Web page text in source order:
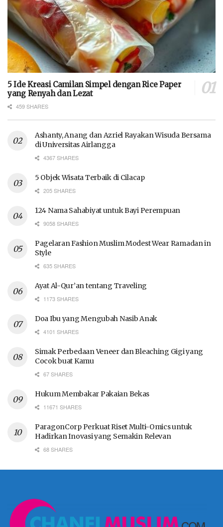
5 Ide Kreasi Camilan Simpel dengan Rice Paper
yang Renyah dan Lezat
459 SHARES
Ashanty, Anang dan Azriel Rayakan Wisuda Bersama
di Universitas Airlangga
4367 SHARES
5 Objek Wisata Terbaik di Cilacap
205 SHARES
124 Nama Sahabiyat untuk Bayi Perempuan
9058 SHARES
Pagelaran Fashion Muslim Modest Wear Ramadan in
Style
635 SHARES
Ayat Al-Qur’an tentang Traveling
1173 SHARES
Doa Ibu yang Mengubah Nasib Anak
4101 SHARES
Simak Perbedaan Veneer dan Bleaching Gigi yang
Cocok buat Kamu
67 SHARES
Hukum Membakar Pakaian Bekas
11671 SHARES
ParagonCorp Perkuat Riset Multi-Omics untuk
Hadirkan Inovasi yang Semakin Relevan
68 SHARES